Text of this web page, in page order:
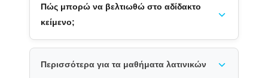
Πώς μπορώ να βελτιωθώ στο αδίδακτο
κείμενο;
Περισσότερα για τα μαθήματα λατινικών